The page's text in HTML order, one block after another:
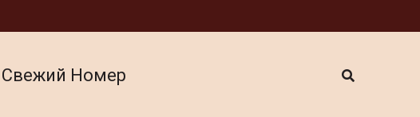
Cвежий Номер